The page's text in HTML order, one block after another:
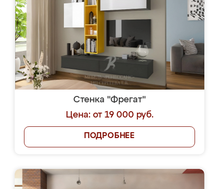
Стенка "Фрегат"
Цена: от 19 000 руб.
ПОДРОБНЕЕ